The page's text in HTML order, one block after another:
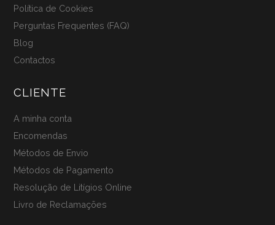
Política de Cookies
Perguntas Frequentes (FAQ)
Blog
Contactos
CLIENTE
A minha conta
Encomendas
Métodos de Envio
Métodos de Pagamento
Resolução de Litígios Online
Livro de Reclamações